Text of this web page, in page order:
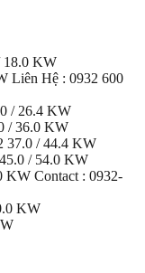
18.0 KW
Liên Hệ : 0932 600
/ 26.4 KW
/ 36.0 KW
37.0 / 44.4 KW
/ 54.0 KW
KW Contact : 0932-
KW